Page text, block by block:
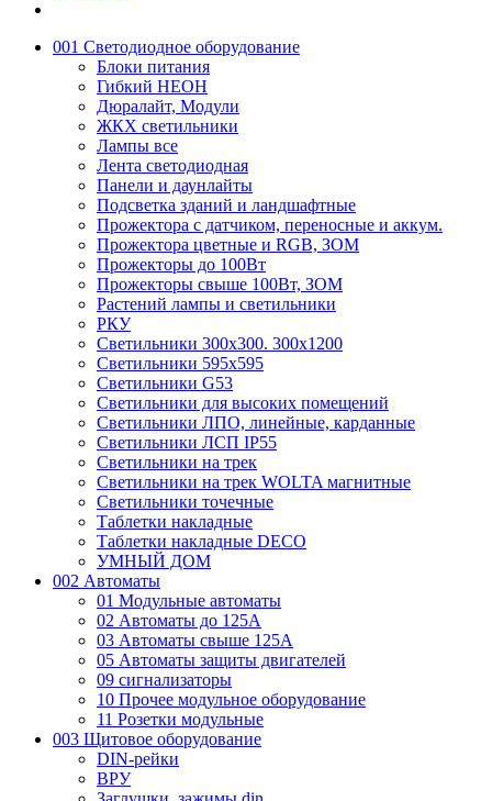
001 Светодиодное оборудование
Блоки питания
Гибкий НЕОН
Дюралайт, Модули
ЖКХ светильники
Лампы все
Лента светодиодная
Панели и даунлайты
Подсветка зданий и ландшафтные
Прожектора с датчиком, переносные и аккум.
Прожектора цветные и RGB, ЗОМ
Прожекторы до 100Вт
Прожекторы свыше 100Вт, ЗОМ
Растений лампы и светильники
РКУ
Светильники 300х300. 300х1200
Светильники 595х595
Светильники G53
Светильники для высоких помещений
Светильники ЛПО, линейные, карданные
Светильники ЛСП IP55
Светильники на трек
Светильники на трек WOLTA магнитные
Светильники точечные
Таблетки накладные
Таблетки накладные DECO
УМНЫЙ ДОМ
002 Автоматы
01 Модульные автоматы
02 Автоматы до 125А
03 Автоматы свыше 125А
05 Автоматы защиты двигателей
09 сигнализаторы
10 Прочее модульное оборудование
11 Розетки модульные
003 Щитовое оборудование
DIN-рейки
ВРУ